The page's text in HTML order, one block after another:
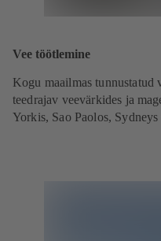
Vee töötlemine
Kogu maailmas tunnustatud
teedrajav veevärkides ja
Yorkis, Sao Paolos,